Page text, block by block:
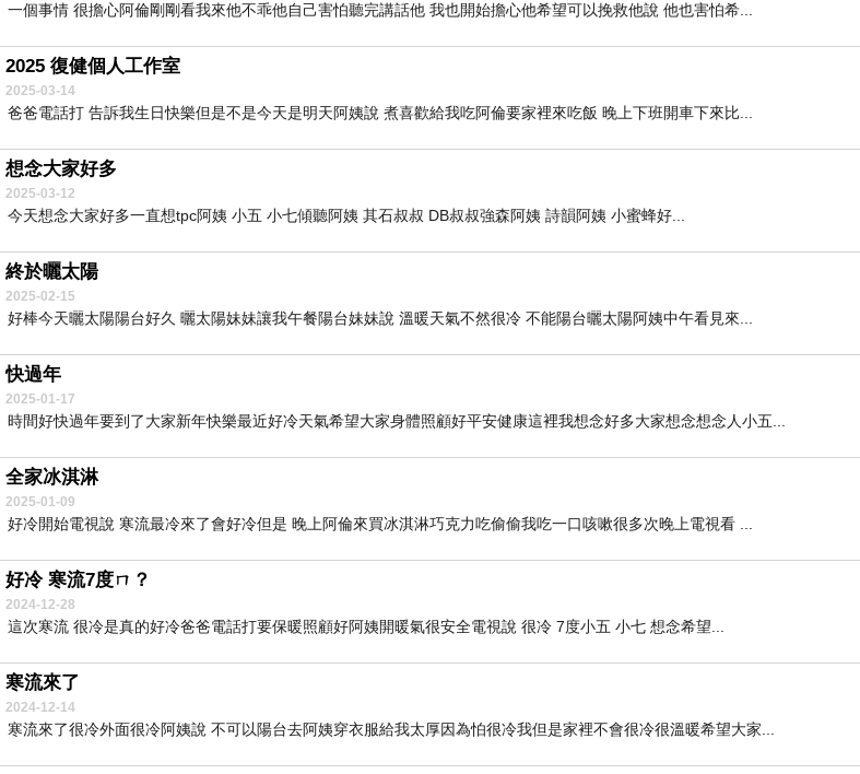
一個事情 很擔心阿倫剛剛看我來他不乖他自己害怕聽完講話他 我也開始擔心他希望可以挽救他說 他也害怕希...
2025 復健個人工作室
2025-03-14
爸爸電話打 告訴我生日快樂但是不是今天是明天阿姨說 煮喜歡給我吃阿倫要家裡來吃飯 晚上下班開車下來比...
想念大家好多
2025-03-12
今天想念大家好多一直想tpc阿姨 小五 小七傾聽阿姨 其石叔叔 DB叔叔強森阿姨 詩韻阿姨 小蜜蜂好...
終於曬太陽
2025-02-15
好棒今天曬太陽陽台好久 曬太陽妹妹讓我午餐陽台妹妹說 溫暖天氣不然很冷 不能陽台曬太陽阿姨中午看見來...
快過年
2025-01-17
時間好快過年要到了大家新年快樂最近好冷天氣希望大家身體照顧好平安健康這裡我想念好多大家想念想念人小五...
全家冰淇淋
2025-01-09
好冷開始電視說 寒流最冷來了會好冷但是 晚上阿倫來買冰淇淋巧克力吃偷偷我吃一口咳嗽很多次晚上電視看 ...
好冷 寒流7度ㄇ？
2024-12-28
這次寒流 很冷是真的好冷爸爸電話打要保暖照顧好阿姨開暖氣很安全電視說 很冷 7度小五 小七 想念希望...
寒流來了
2024-12-14
寒流來了很冷外面很冷阿姨說 不可以陽台去阿姨穿衣服給我太厚因為怕很冷我但是家裡不會很冷很溫暖希望大家...